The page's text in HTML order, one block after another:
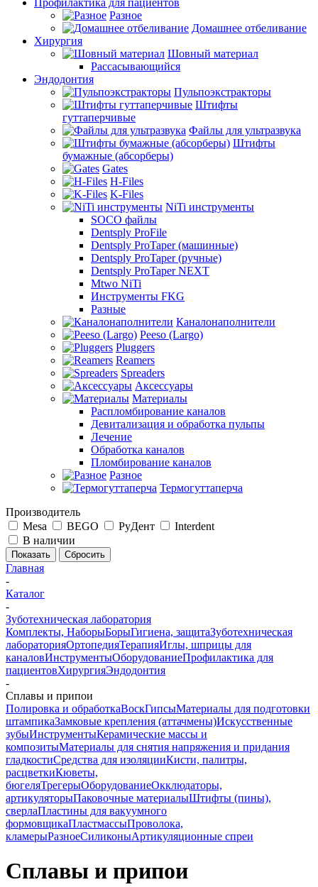
Профилактика для пациентов
Разное
Домашнее отбеливание
Хирургия
Шовный материал
Рассасывающийся
Эндодонтия
Пульпоэкстракторы
Штифты
гуттаперчивые
Файлы для ультразвука
Штифты
бумажные (абсорберы)
Gates
H-Files
K-Files
NiTi инструменты
SOCO файлы
Dentsply ProFile
Dentsply ProTaper (машинные)
Dentsply ProTaper (ручные)
Dentsply ProTaper NEXT
Mtwo NiTi
Инструменты FKG
Разные
Каналонаполнители
Peeso (Largo)
Pluggers
Reamers
Spreaders
Аксессуары
Материалы
Распломбирование каналов
Девитализация и обработка пульпы
Лечение
Обработка каналов
Пломбирование каналов
Разное
Термогуттаперча
Производитель
Mesa
BEGO РуДент
Interdent
В наличии
Сбросить
Главная
-
Каталог
-
Зуботехническая лаборатория
Комплекты, НаборыБорыГигиена, защитаЗуботехническая
лабораторияОртопедияТерапияИглы, шприцы для
каналовИнструментыОборудованиеПрофилактика для
пациентовХирургияЭндодонтия
-
Сплавы и припои
Полировка и обработкаВоскГипсыМатериалы для подготовки
штампикаЗамковые крепления (аттачмены)Искусственные
зубыИнструментыКерамические массы и
композитыМатериалы для снятия напряжения и придания
гладкостиСредства для изоляцииКисти, палитры,
расцветкиКюветы,
бюгеляТрегерыОборудованиеОкклюдаторы,
артикуляторыПаковочные материалыШтифты (пины),
сверлаПластины для вакуумного
формовщикаПластмассыПроволока,
кламерыРазноеСиликоныАртикуляционные спреи
Сплавы и припои